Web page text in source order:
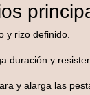
y rizo definido.
duración y
y alarga las